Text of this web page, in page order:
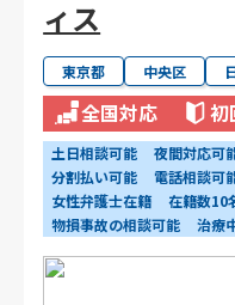
ィス
東京都 中央区
全国対応 初
土日相談可能 夜間対応可
分割払い可能
電話相談可
女性弁護士在籍
在籍数10
物損事故の相談可能
治療